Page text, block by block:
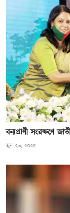
বন্যপ্রাণী সংরক্ষণে
জুন ২৬, ২০২৫